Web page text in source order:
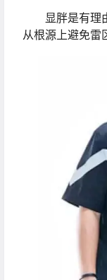
显胖是有理由
从根源上避免雷